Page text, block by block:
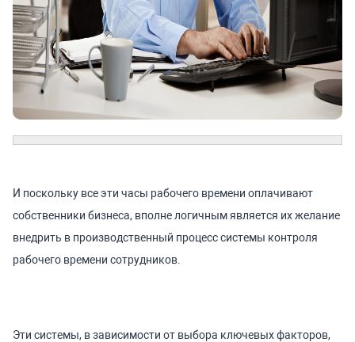
И поскольку все эти часы рабочего времени оплачивают
собственники бизнеса, вполне логичным является их желание
внедрить в производственный процесс системы контроля
рабочего времени сотрудников.
Эти системы, в зависимости от выбора ключевых факторов,